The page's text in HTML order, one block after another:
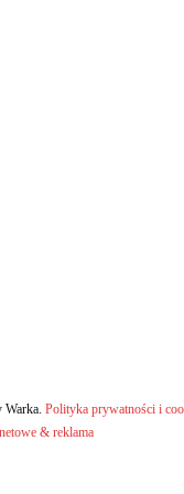
Warka. Polityka prywatności i
& reklama